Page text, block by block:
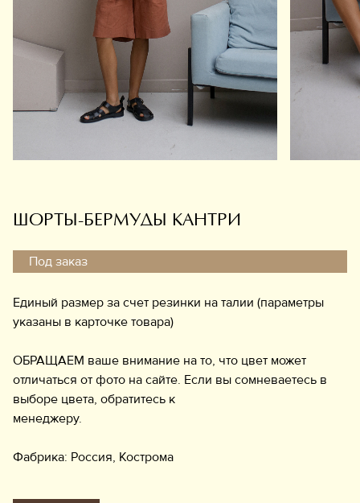
Аксессуары
Украшения
Информация
ШОРТЫ-БЕРМУДЫ КАНТРИ
Под заказ
Единый размер за счет резинки на талии (параметры
указаны в карточке товара)
ОБРАЩАЕМ ваше внимание на то, что цвет может
отличаться от фото на сайте. Если вы сомневаетесь в
выборе цвета, обратитесь к
менеджеру.
Фабрика: Россия, Кострома